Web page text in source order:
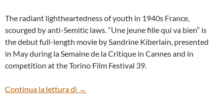
The radiant lightheartedness of youth in 1940s France,
scourged by anti-Semitic laws. “Une jeune fille qui va bien” is
the debut full-length movie by Sandrine Kiberlain, presented
in May during la Semaine de la Critique in Cannes and in
competition at the Torino Film Festival 39.
Continua la lettura di “UNE JEUNE FILLE QUI VA BIEN” BY
→